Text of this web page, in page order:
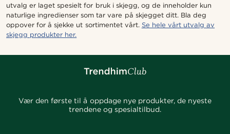
utvalg er laget spesielt for bruk i skjegg, og de inneholder kun
naturlige ingredienser som tar vare på skjegget ditt. Bla deg
oppover for å sjekke ut sortimentet vårt. Se hele vårt utvalg av
skjegg produkter her.
Vær den første til å oppdage nye produkter, de nyeste
trendene og spesialtilbud.